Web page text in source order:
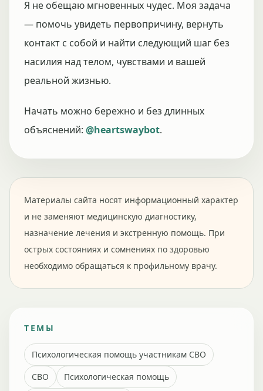
Я не обещаю мгновенных чудес. Моя задача
— помочь увидеть первопричину, вернуть
контакт с собой и найти следующий шаг без
насилия над телом, чувствами и вашей
реальной жизнью.
Начать можно бережно и без длинных
объяснений: @heartswaybot.
Материалы сайта носят информационный характер
и не заменяют медицинскую диагностику,
назначение лечения и экстренную помощь. При
острых состояниях и сомнениях по здоровью
необходимо обращаться к профильному врачу.
ТЕМЫ
Психологическая помощь участникам СВО
СВО
Психологическая помощь